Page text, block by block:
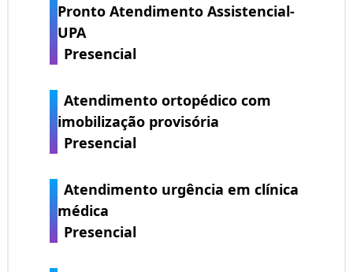
Pronto Atendimento Assistencial-
UPA
Presencial
Atendimento ortopédico com
imobilização provisória
Presencial
Atendimento urgência em clínica
médica
Presencial